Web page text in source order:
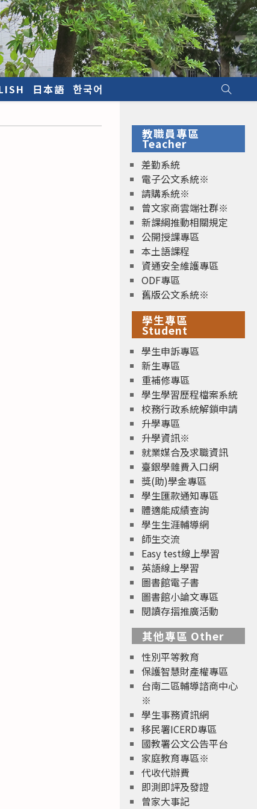
日本語 한국어
教職員專區
Teacher
差勤系統
電子公文系統※
請購系統※
曾文家商雲端社群※
新課綱推動相關規定
公開授課專區
本土語課程
資通安全維護專區
ODF專區
舊版公文系統※
學生專區
Student
學生申訴專區
新生專區
重補修專區
學生學習歷程檔案系統
校務行政系統解鎖申請
升學專區
升學資訊※
就業媒合及求職資訊
臺銀學雜費入口網
獎(助)學金專區
學生匯款通知專區
體適能成績查詢
學生生涯輔導網
師生交流
Easy test線上學習
英語線上學習
圖書館電子書
圖書館小論文專區
閱讀存摺推廣活動
其他專區 Other
性別平等教育
保護智慧財產權專區
台南二區輔導諮商中心
※
學生事務資訊網
移民署ICERD專區
國教署公文公告平台
家庭教育專區※
代收代辦費
即測即評及發證
曾家大事記